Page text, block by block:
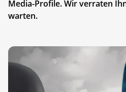
Media-Profile. Wir verraten
warten.